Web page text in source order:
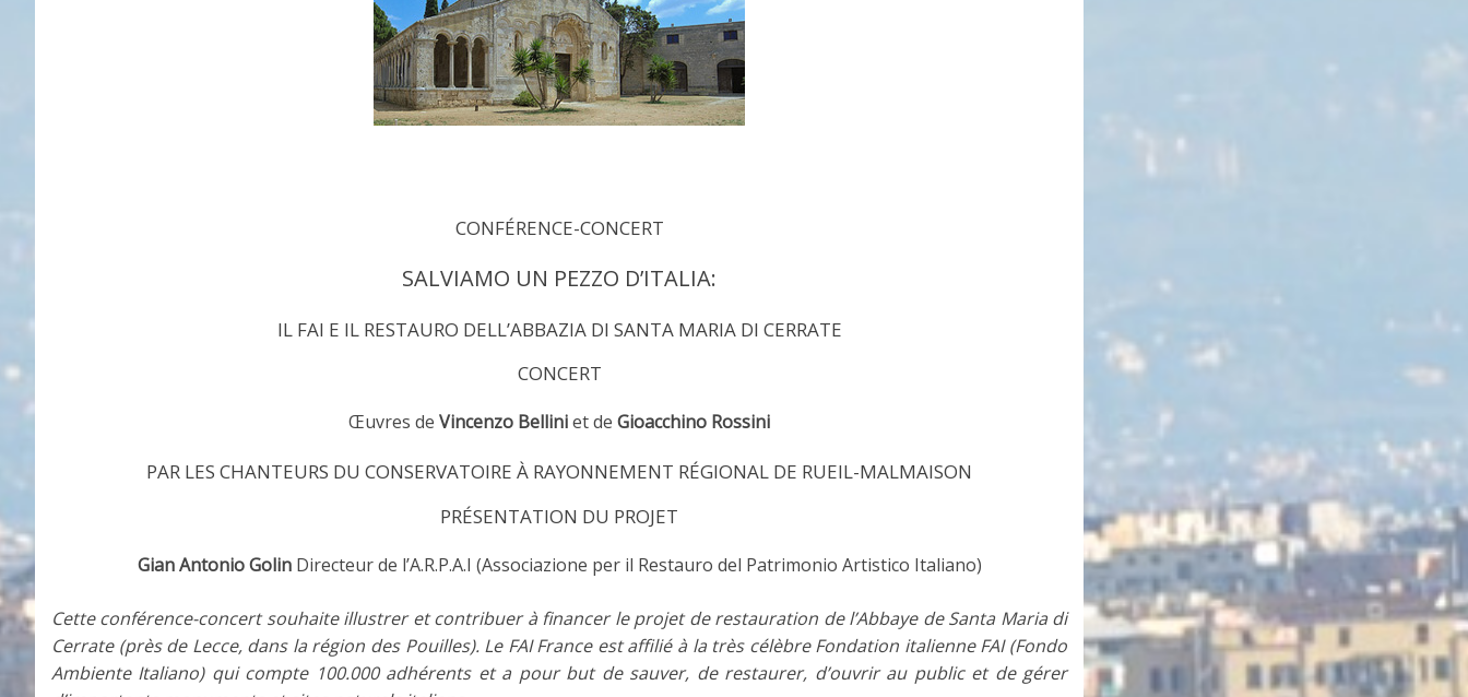
CONFÉRENCE-CONCERT
SALVIAMO UN PEZZO D’ITALIA:
IL FAI E IL RESTAURO DELL’ABBAZIA DI SANTA MARIA DI CERRATE
CONCERT
Œuvres de Vincenzo Belliniet de Gioacchino Rossini
PAR LES CHANTEURS DU CONSERVATOIRE À RAYONNEMENT RÉGIONAL DE RUEIL-MALMAISON
PRÉSENTATION DU PROJET
Gian Antonio GolinDirecteur de l’A.R.P.A.I (Associazione per il Restauro del Patrimonio Artistico Italiano)
Cette conférence-concert souhaite illustrer et contribuer à financer le projet de restauration de l’Abbaye de Santa Maria di
Cerrate (près de Lecce, dans la région des Pouilles). Le FAI France est affilié à la très célèbre Fondation italienne FAI (Fondo
Ambiente Italiano) qui compte 100.000 adhérents et a pour but de sauver, de restaurer, d’ouvrir au public et de gérer